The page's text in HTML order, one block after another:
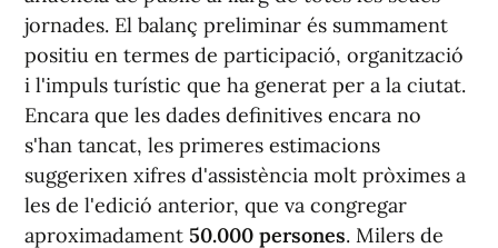
jornades. El balanç preliminar és summament
positiu en termes de participació, organització
i l'impuls turístic que ha generat per a la ciutat.
Encara que les dades definitives encara no
s'han tancat, les primeres estimacions
suggerixen xifres d'assistència molt pròximes a
les de l'edició anterior, que va congregar
aproximadament 50.000 persones. Milers de